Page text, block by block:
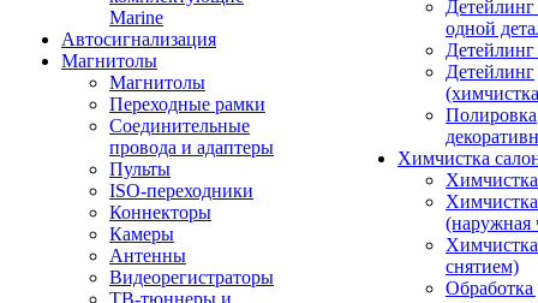
Marine
Автосигнализация
Магнитолы
Магнитолы
Переходные рамки
Соединительные
провода и адаптеры
Пульты
ISO-переходники
Коннекторы
Камеры
Антенны
Видеорегистраторы
ТВ-тюннеры и
одной
Детейлинг
Полировка
Химчистка
(наружная
снятием)
Обработка